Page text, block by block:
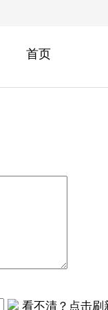
首页
看不清？点击刷